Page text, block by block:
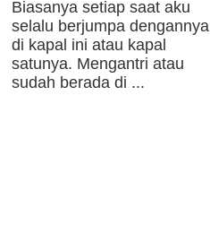
Biasanya setiap saat aku
selalu berjumpa dengannya
di kapal ini atau kapal
satunya. Mengantri atau
sudah berada di ...